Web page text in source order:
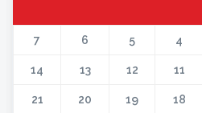
4
5
6
7
11
12
13
14
18
19
20
21